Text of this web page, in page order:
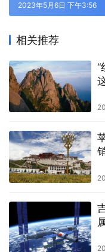
2023年5月6日 下午3:56
相关推荐
“